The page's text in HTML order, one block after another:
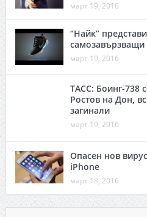
март 19, 2016
“Найк”
самозавързващи
март 19, 2016
ТАСС: Боинг-738
Ростов на Дон,
загинали
март 19, 2016
Опасен нов
iPhone
март 18, 2016